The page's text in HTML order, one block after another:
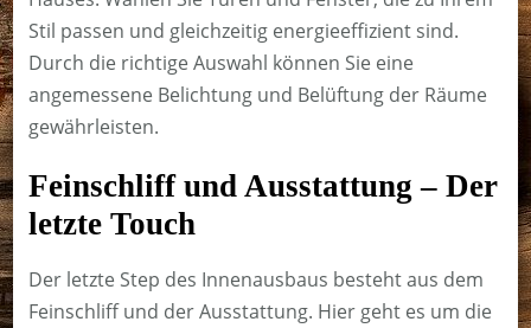
Stil passen und gleichzeitig energieeffizient sind.
Durch die richtige Auswahl können Sie eine
angemessene Belichtung und Belüftung der Räume
gewährleisten.
Feinschliff und Ausstattung – Der
letzte Touch
Der letzte Step des Innenausbaus besteht aus dem
Feinschliff und der Ausstattung. Hier geht es um die